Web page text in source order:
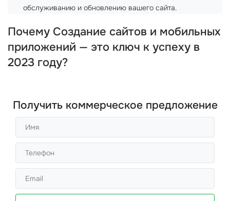
обслуживанию и обновлению вашего сайта.
Почему Создание сайтов и мобильных
приложений — это ключ к успеху в
2023 году?
Получить коммерческое предложение